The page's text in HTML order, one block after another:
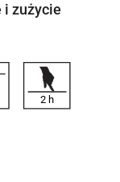
i zużycie
2 h